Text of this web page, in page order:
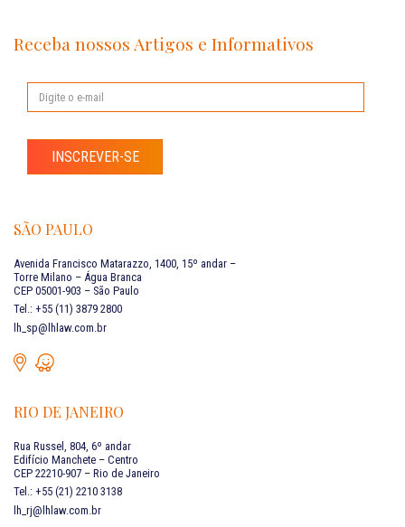
Receba nossos Artigos e Informativos
INSCREVER-SE
SÃO PAULO
Avenida Francisco Matarazzo, 1400, 15º andar –
Torre Milano – Água Branca
CEP 05001-903 – São Paulo
Tel.: +55 (11) 3879 2800
lh_sp@lhlaw.com.br
RIO DE JANEIRO
Rua Russel, 804, 6º andar
Edifício Manchete – Centro
CEP 22210-907 – Rio de Janeiro
Tel.: +55 (21) 2210 3138
lh_rj@lhlaw.com.br